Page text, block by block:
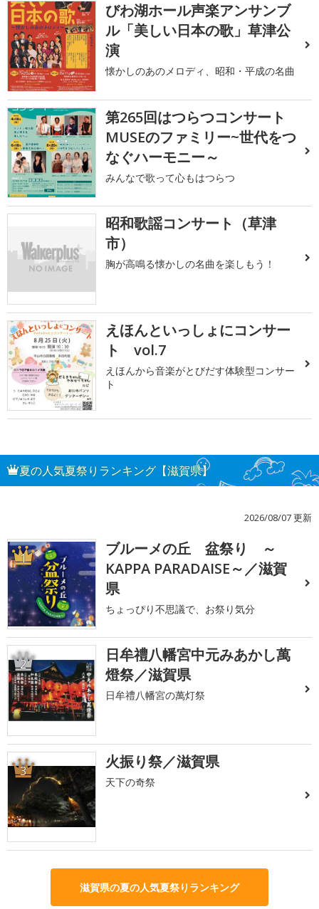
びわ湖ホール声楽アンサンブ
ル「美しい日本の歌」草津公
演
懐かしのあのメロディ、昭和・平成の名曲
第265回はつらつコンサート
MUSEのファミリー~世代をつ
なぐハーモニー～
みんなで歌って心もはつらつ
昭和歌謡コンサート（草津
市）
胸が高鳴る懐かしの名曲を楽しもう！
えほんといっしょにコンサー
ト vol.7
えほんから音楽がとびだす体験型コンサー
ト
夏の人気夏祭りランキング【滋賀県】
2026/08/07 更新
1
ブルーメの丘 盆祭り ～
KAPPA PARADAISE～／滋賀
県
ちょっぴり不思議で、お祭り気分
2
日牟禮八幡宮中元みあかし萬
燈祭／滋賀県
日牟禮八幡宮の萬灯祭
3 火振り祭／滋賀県
天下の奇祭
滋賀県の夏の人気夏祭りランキング